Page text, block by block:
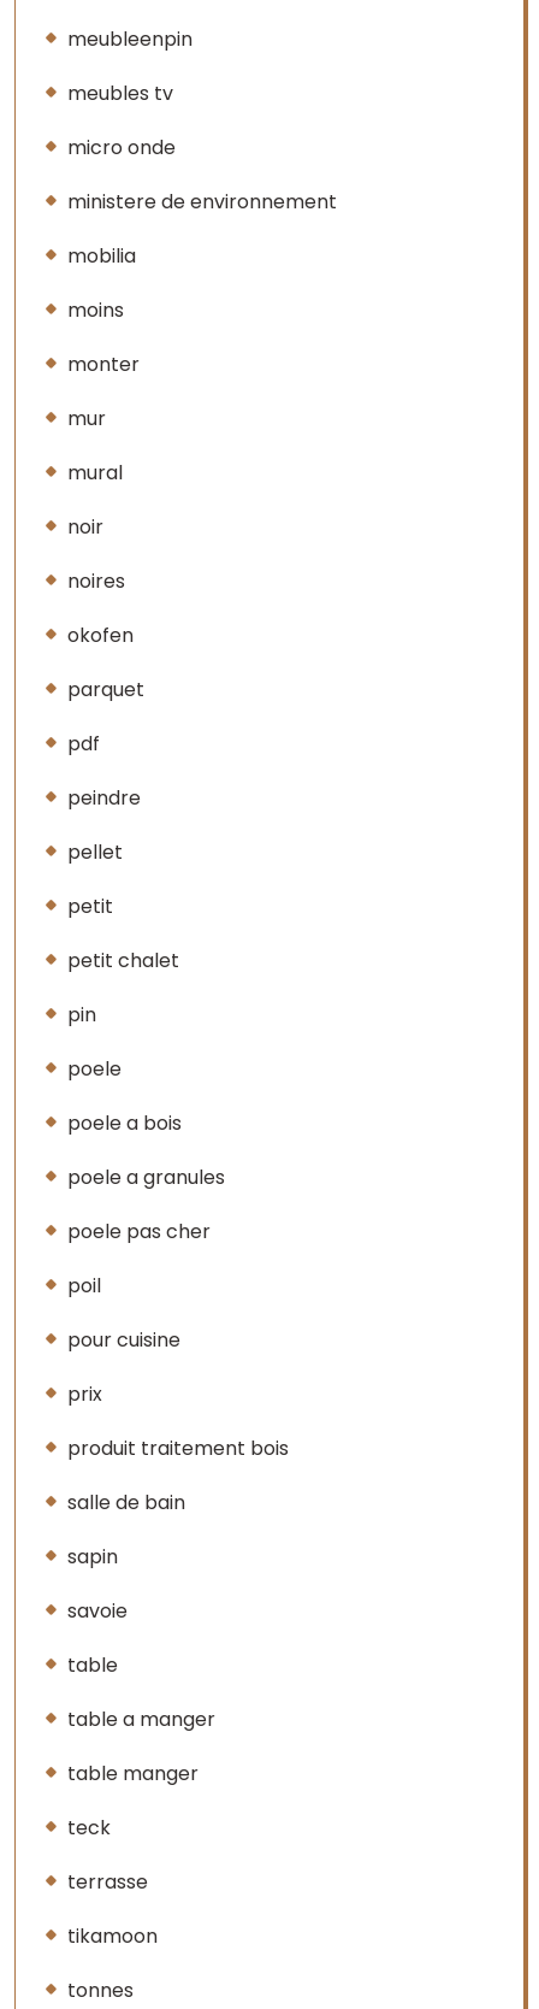
meubleenpin
meubles tv
micro onde
ministere de environnement
mobilia
moins
monter
mur
mural
noir
noires
okofen
parquet
pdf
peindre
pellet
petit
petit chalet
pin
poele
poele a bois
poele a granules
poele pas cher
poil
pour cuisine
prix
produit traitement bois
salle de bain
sapin
savoie
table
table a manger
table manger
teck
terrasse
tikamoon
tonnes